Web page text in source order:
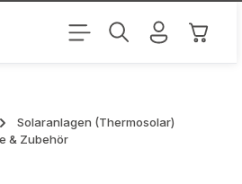
Solaranlagen (Thermosolar)
& Zubehör